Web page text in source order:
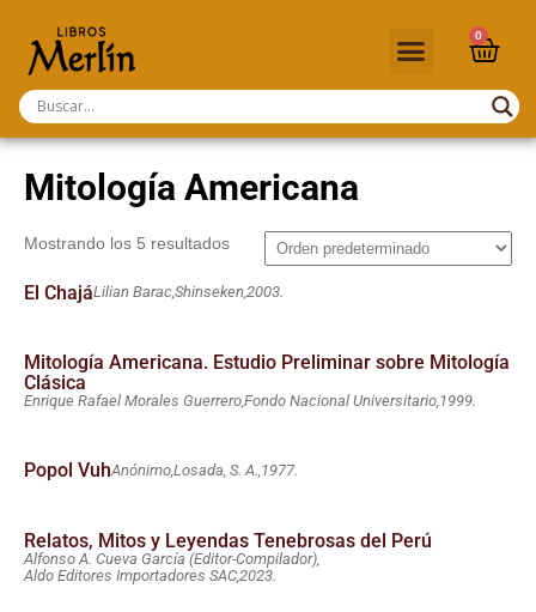
0
Mitología Americana
Mostrando los 5 resultados
El ChajáLilian Barac,Shinseken,2003.
Mitología Americana. Estudio Preliminar sobre Mitología
Clásica
Enrique Rafael Morales Guerrero,Fondo Nacional Universitario,1999.
Popol VuhAnónimo,Losada, S. A., 1977.
Relatos, Mitos y Leyendas Tenebrosas del Perú
Alfonso A. Cueva García (Editor-Compilador),
Aldo Editores Importadores SAC,2023.